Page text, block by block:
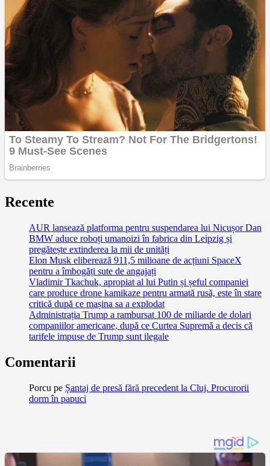
Recente
AUR lansează platforma pentru suspendarea lui Nicușor Dan
BMW aduce roboți umanoizi în fabrica din Leipzig și
pregătește extinderea la mii de unități
Elon Musk eliberează 911,5 milioane de acțiuni SpaceX
pentru a îmbogăți sute de angajați
Vladimir Tkachuk, apropiat al lui Putin și șeful companiei
care produce drone kamikaze pentru armată rusă, este în stare
critică după ce mașina sa a explodat
Administrația Trump a rambursat 100 de miliarde de dolari
companiilor americane, după ce Curtea Supremă a decis că
tarifele impuse de Trump sunt ilegale
Comentarii
Porcu pe Șantaj de presă fără precedent la Cluj. Procurorii
dorm în papuci